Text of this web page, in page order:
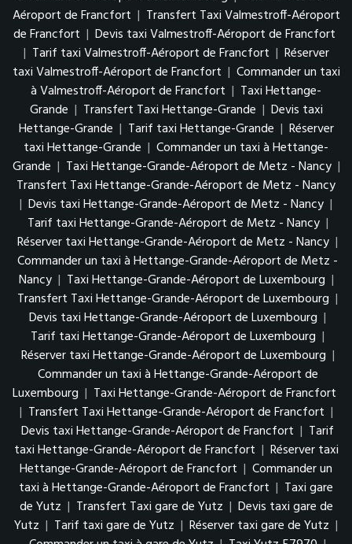
Aéroport de Francfort | Transfert Taxi Valmestroff-Aéroport
de Francfort | Devis taxi Valmestroff-Aéroport de Francfort
| Tarif taxi Valmestroff-Aéroport de Francfort | Réserver
taxi Valmestroff-Aéroport de Francfort | Commander un taxi
à Valmestroff-Aéroport de Francfort | Taxi Hettange-
Grande | Transfert Taxi Hettange-Grande | Devis taxi
Hettange-Grande | Tarif taxi Hettange-Grande | Réserver
taxi Hettange-Grande | Commander un taxi à Hettange-
Grande | Taxi Hettange-Grande-Aéroport de Metz - Nancy |
Transfert Taxi Hettange-Grande-Aéroport de Metz - Nancy
| Devis taxi Hettange-Grande-Aéroport de Metz - Nancy |
Tarif taxi Hettange-Grande-Aéroport de Metz - Nancy |
Réserver taxi Hettange-Grande-Aéroport de Metz - Nancy |
Commander un taxi à Hettange-Grande-Aéroport de Metz -
Nancy | Taxi Hettange-Grande-Aéroport de Luxembourg |
Transfert Taxi Hettange-Grande-Aéroport de Luxembourg |
Devis taxi Hettange-Grande-Aéroport de Luxembourg |
Tarif taxi Hettange-Grande-Aéroport de Luxembourg |
Réserver taxi Hettange-Grande-Aéroport de Luxembourg |
Commander un taxi à Hettange-Grande-Aéroport de
Luxembourg | Taxi Hettange-Grande-Aéroport de Francfort
| Transfert Taxi Hettange-Grande-Aéroport de Francfort |
Devis taxi Hettange-Grande-Aéroport de Francfort | Tarif
taxi Hettange-Grande-Aéroport de Francfort | Réserver taxi
Hettange-Grande-Aéroport de Francfort | Commander un
taxi à Hettange-Grande-Aéroport de Francfort | Taxi gare
de Yutz | Transfert Taxi gare de Yutz | Devis taxi gare de
Yutz | Tarif taxi gare de Yutz | Réserver taxi gare de Yutz |